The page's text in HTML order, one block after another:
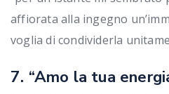
affiorata alla ingegno
voglia di condividerla
7. “Amo la tua